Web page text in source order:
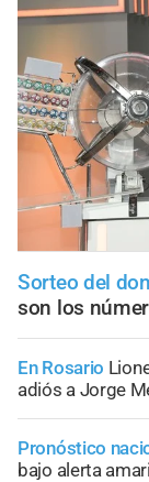
Sorteo del
son los
En Rosario
adiós a Jorge
Pronóstico
bajo alerta